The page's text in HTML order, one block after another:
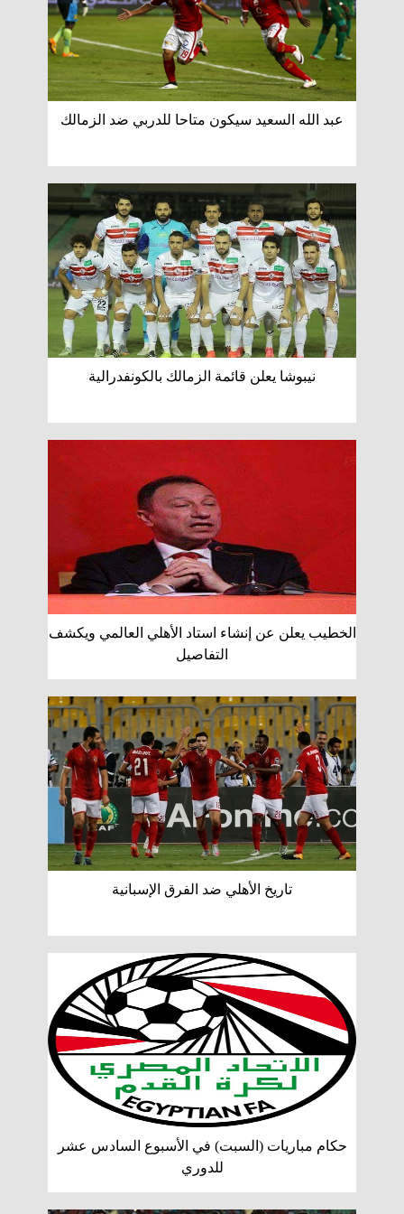
عبد الله السعيد سيكون متاحا للدربي ضد الزمالك
نيبوشا يعلن قائمة الزمالك بالكونفدرالية
الخطيب يعلن عن إنشاء استاد الأهلي العالمي ويكشف
التفاصيل
تاريخ الأهلي ضد الفرق الإسبانية
حكام مباريات (السبت) في الأسبوع السادس عشر
للدوري